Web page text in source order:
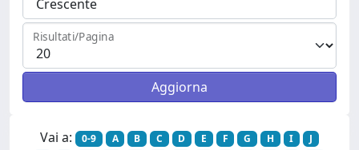
Risultati/Pagina
Vai a: 0-9 A B C D E F G H I
J